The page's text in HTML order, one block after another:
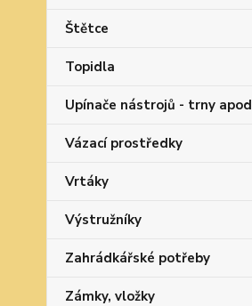
Štětce
Topidla
Upínače nástrojů - trny apod
Vázací prostředky
Vrtáky
Výstružníky
Zahrádkářské potřeby
Zámky, vložky